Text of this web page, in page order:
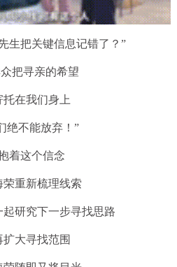
生把关键信息记错了？”
把寻亲的希望
托在我们身上
绝不能放弃！”
着这个信念
荣重新梳理线索
起研究下一步寻找思路
扩大寻找范围